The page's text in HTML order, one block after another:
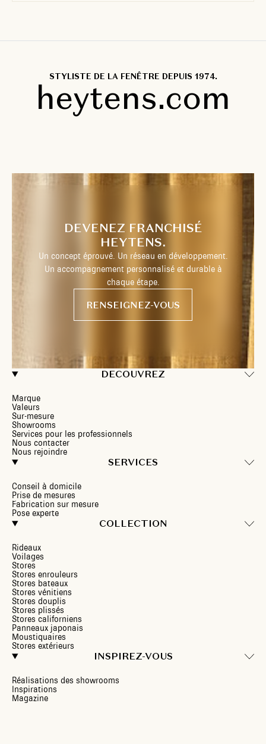
STYLISTE DE LA FENÊTRE DEPUIS 1974.
heytens.com
DECOUVREZ
Marque
Valeurs
Sur-mesure
Showrooms
Services pour les professionnels
Nous contacter
Nous rejoindre
SERVICES
Conseil à domicile
Prise de mesures
Fabrication sur mesure
Pose experte
COLLECTION
Rideaux
Voilages
Stores
Stores enrouleurs
Stores bateaux
Stores vénitiens
Stores douplis
Stores plissés
Stores californiens
Panneaux japonais
Moustiquaires
Stores extérieurs
INSPIREZ-VOUS
Réalisations des showrooms
Inspirations
Magazine
DEVENEZ FRANCHISÉ
HEYTENS.
Un concept éprouvé. Un réseau en développement.
Un accompagnement personnalisé et durable à
chaque étape.
RENSEIGNEZ-VOUS